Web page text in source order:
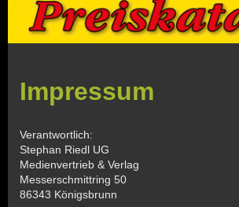
Impressum
Verantwortlich:
Stephan Riedl UG
Medienvertrieb & Verlag
Messerschmittring 50
86343 Königsbrunn